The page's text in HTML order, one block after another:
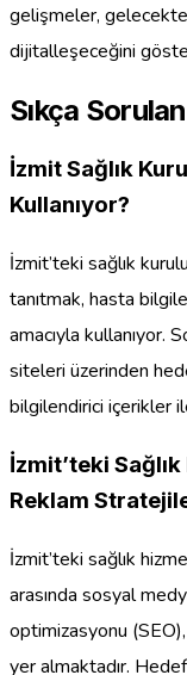
gelişmeler,
dijitalleşeceğini
Sıkça
İzmit Sağlık
Kullanıyor?
İzmit’teki sağlık
tanıtmak, hasta
amacıyla kullanıyor.
siteleri üzerinden
bilgilendirici içerikler
İzmit’teki
Reklam
İzmit’teki sağlık
arasında sosyal
optimizasyonu
yer almaktadır.